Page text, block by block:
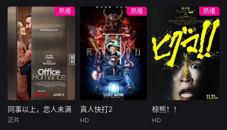
仿造名画、偷天换
日。几经波折，两
人联手在各方势力
的夹缝间巧妙周
旋，共历险阻，破
解重重困境。
“不务正业”迈出牧
场，追查牧羊人“躺
平
瞬间拥有顶配人
生。
于适
大漠之上，镖人、
官府、西域五大家
族等多方势力盘根
错节、暗潮涌动。
“天字第二号逃犯”
刀马接下特殊押镖
任务，和同伴一起
从西域护镖远赴长
安。不料，他们的
护送对象竟是“天字
佐伊·索尔达娜
西格妮·韦弗
影片聚焦杰克·萨利
与奈蒂莉一家的命
运起伏，在前作的
情感余波之上，深
刻描绘一个家族在
战火中如何成长、
并共同守护血脉相
连的情感纽带的历
程，从而将故事推
周汉宁
男人（黄渤
饰）和女人（倪妮
饰）飞机同时落
地，入住同一家酒
店，成为一墙之隔
的邻居。不够隔音
的房间暴露了男人
和女人因生活暂停
陷入的困境，健
康、家庭、婚姻、
热播
同事以上，恋人未满
同事以上，恋人未满
正片
热播
真人快打2
真人快打2
HD
热播
棕熊！！
棕熊！！
HD